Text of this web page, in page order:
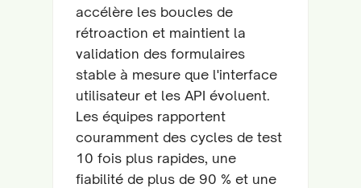
accélère les boucles de
rétroaction et maintient la
validation des formulaires
stable à mesure que l'interface
utilisateur et les API évoluent.
Les équipes rapportent
couramment des cycles de test
10 fois plus rapides, une
fiabilité de plus de 90 % et une